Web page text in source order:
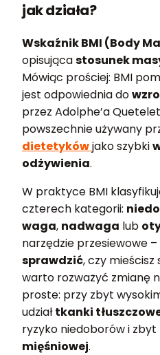
jak działa?
Wskaźnik BMI (Body
opisującastosunek
Mówiąc prościej: BMI
jest odpowiednia do
przez Adolphe’a
powszechnie używany
dietetykówjako szybki
odżywienia.
W praktyce BMI
czterech kategorii:
waga, nadwaga lub
narzędzie przesiewowe
sprawdzić, czy mieścisz
warto rozważyć zmianę
proste: przy zbyt
udziałtkanki
ryzyko niedoborów i zbyt
mięśniowej.